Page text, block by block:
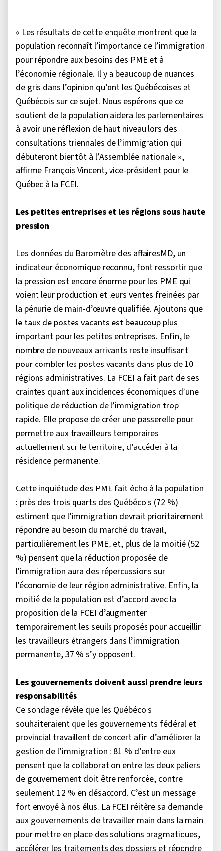
« Les résultats de cette enquête montrent que la
population reconnaît l’importance de l’immigration
pour répondre aux besoins des PME et à
l’économie régionale. Il y a beaucoup de nuances
de gris dans l’opinion qu’ont les Québécoises et
Québécois sur ce sujet. Nous espérons que ce
soutient de la population aidera les parlementaires
à avoir une réflexion de haut niveau lors des
consultations triennales de l’immigration qui
débuteront bientôt à l’Assemblée nationale »,
affirme François Vincent, vice-président pour le
Québec à la FCEI.
Les petites entreprises et les régions sous haute
pression
Les données du Baromètre des affairesMD, un
indicateur économique reconnu, font ressortir que
la pression est encore énorme pour les PME qui
voient leur production et leurs ventes freinées par
la pénurie de main-d’œuvre qualifiée. Ajoutons que
le taux de postes vacants est beaucoup plus
important pour les petites entreprises. Enfin, le
nombre de nouveaux arrivants reste insuffisant
pour combler les postes vacants dans plus de 10
régions administratives. La FCEI a fait part de ses
craintes quant aux incidences économiques d’une
politique de réduction de l’immigration trop
rapide. Elle propose de créer une passerelle pour
permettre aux travailleurs temporaires
actuellement sur le territoire, d’accéder à la
résidence permanente.
Cette inquiétude des PME fait écho à la population
: près des trois quarts des Québécois (72 %)
estiment que l’immigration devrait prioritairement
répondre au besoin du marché du travail,
particulièrement les PME, et, plus de la moitié (52
%) pensent que la réduction proposée de
l'immigration aura des répercussions sur
l'économie de leur région administrative. Enfin, la
moitié de la population est d’accord avec la
proposition de la FCEI d’augmenter
temporairement les seuils proposés pour accueillir
les travailleurs étrangers dans l’immigration
permanente, 37 % s’y opposent.
Les gouvernements doivent aussi prendre leurs
responsabilités
Ce sondage révèle que les Québécois
souhaiteraient que les gouvernements fédéral et
provincial travaillent de concert afin d’améliorer la
gestion de l’immigration : 81 % d’entre eux
pensent que la collaboration entre les deux paliers
de gouvernement doit être renforcée, contre
seulement 12 % en désaccord. C’est un message
fort envoyé à nos élus. La FCEI réitère sa demande
aux gouvernements de travailler main dans la main
pour mettre en place des solutions pragmatiques,
accélérer les traitements des dossiers et répondre